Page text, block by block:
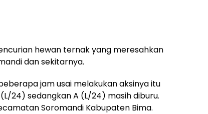
hewan ternak yang meresahkan
dan sekitarnya.
jam usai melakukan aksinya itu
24) sedangkan A (L/24) masih diburu.
Soromandi Kabupaten Bima.